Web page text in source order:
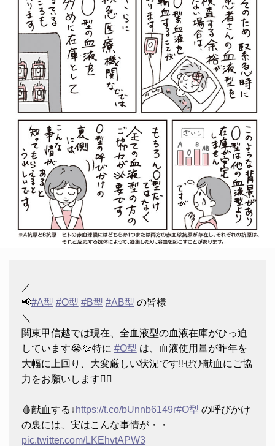
／
📢#A型 #O型 #B型 #AB型 の皆様
＼
関東甲信越では現在、全血液型の血液在庫がひっ迫
しています😭💦特に #O型 は、血液使用量が昨年を
大幅に上回り、大変厳しい状況です‼️ぜひ献血にご協
力をお願いします🙇‍♂️
🩸献血する↓ https://t.co/bUnnb6149r#O型 の呼びかけ
の裏には、実はこんな事情が・・
pic.twitter.com/LKEhvtAPW3